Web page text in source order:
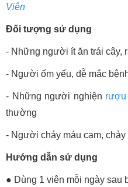
Viên
Đối tượng sử dụng
- Những người ít ăn trái cây,
- Người ốm yếu, dễ mắc
- Những người nghiện rượu
thường
- Người chảy máu cam,
Hướng dẫn sử dụng
● Dùng 1 viên mỗi ngày sau